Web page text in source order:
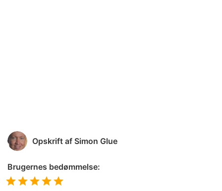
Opskrift af Simon Glue
Brugernes bedømmelse: